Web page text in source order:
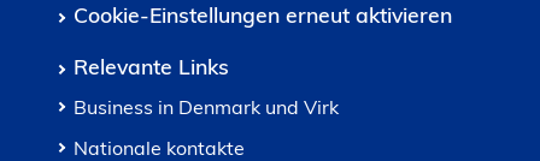
Cookie-Einstellungen erneut aktivieren
Relevante Links
Business in Denmark und Virk
Nationale kontakte